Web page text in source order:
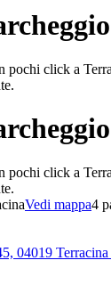
pochi click a
pochi click a
Vedi mappa4
04019